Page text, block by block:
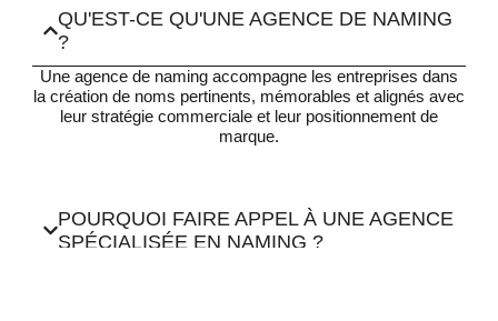
QU'EST-CE QU'UNE AGENCE DE NAMING
?
Une agence de naming accompagne les entreprises dans
la création de noms pertinents, mémorables et alignés avec
leur stratégie commerciale et leur positionnement de
marque.
POURQUOI FAIRE APPEL À UNE AGENCE
SPÉCIALISÉE EN NAMING ?